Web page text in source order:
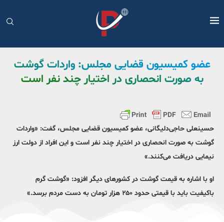
عضو کمیسیون قضایی مجلس: واردات گوشت
به صورت انحصاری در اختیار چند نفر است
حسینعلی حاجی‌دلیگانی، عضو کمیسیون قضایی مجلس، گفت: «واردات
گوشت به صورت انحصاری در اختیار چند نفر است و این افراد از دولت ارز
نیمایی دریافت می‌کنند.»
او با اشاره به قیمت گوشت در کشورهای دیگر افزود: «گوشت گرم
باکیفیت باید با قیمتی حدود ۲۵۰ هزار تومان به دست مردم برسد.»